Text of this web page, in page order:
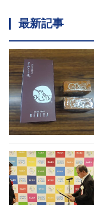
最新記事